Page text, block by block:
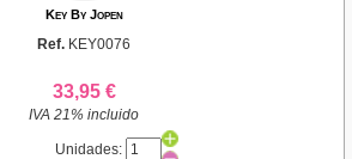
Key By Jopen
Ref. KEY0076
33,95 €
IVA 21% incluido
Unidades: